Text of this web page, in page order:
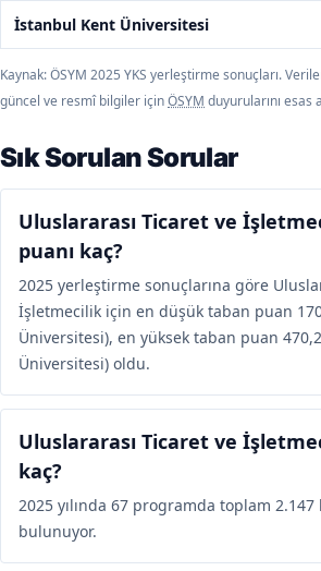
İstanbul Kent Üniversitesi
Kaynak: ÖSYM 2025 YKS yerleştirme sonuçları.
güncel ve resmî bilgiler içinÖSYM duyurularını esas
Sık Sorulan Sorular
Uluslararası Ticaret ve
puanı kaç?
2025 yerleştirme sonuçlarına göre
İşletmecilik için en düşük taban puan
Üniversitesi), en yüksek taban puan
Üniversitesi) oldu.
Uluslararası Ticaret ve
kaç?
2025 yılında 67 programda toplam
bulunuyor.